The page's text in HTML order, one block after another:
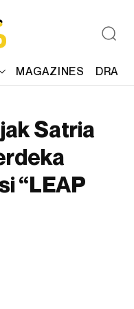
MAGAZINES
Satria
“LEAP